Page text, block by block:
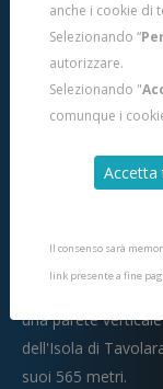
Teddja liscia -
una parete
dell'Isola di
suoi 565 metri.
anche i cookie di
Selezionando “
autorizzare.
Selezionando "
comunque i
Accetta
Il consenso sarà
link presente a fine